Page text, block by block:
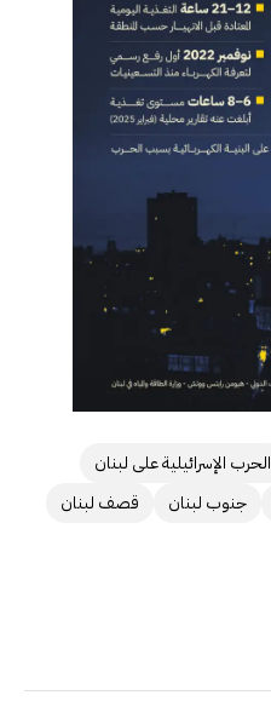
الحرب الإسرائيلية على لبنان
جنوب لبنان
قصف لبنان